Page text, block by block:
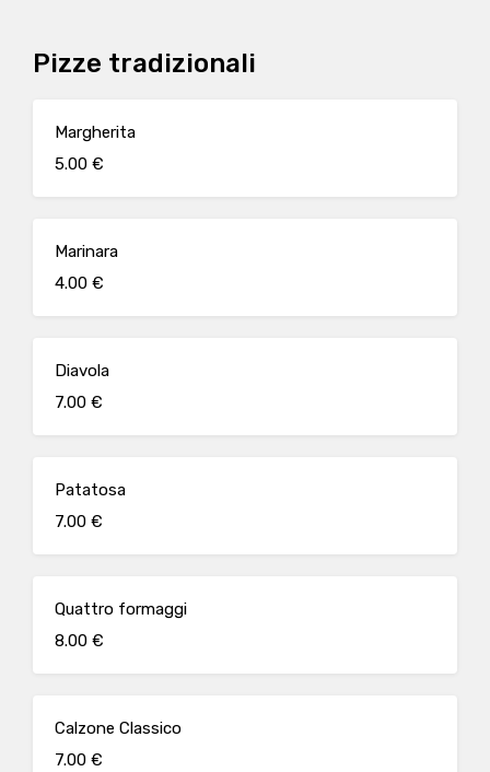
Pizze tradizionali
Margherita
5.00 €
Marinara
4.00 €
Diavola
7.00 €
Patatosa
7.00 €
Quattro formaggi
8.00 €
Calzone Classico
7.00 €